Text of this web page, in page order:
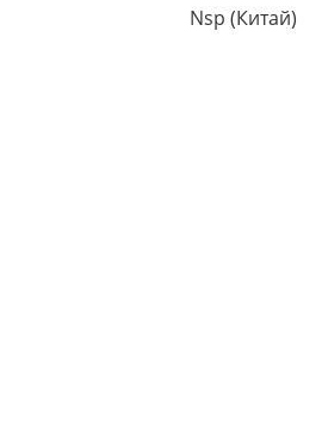
Nsp (Китай)